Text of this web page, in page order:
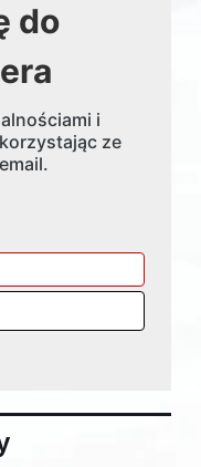
do
i
ze